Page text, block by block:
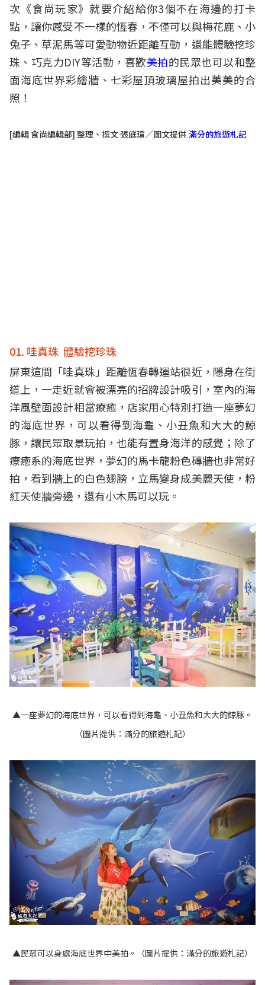
次《食尚玩家》就要介紹給你3個不在海邊的打卡
點，讓你感受不一樣的恆春，不僅可以與梅花鹿、小
兔子、草泥馬等可愛動物近距離互動，還能體驗挖珍
珠、巧克力DIY等活動，喜歡美拍的民眾也可以和整
面海底世界彩繪牆、七彩屋頂玻璃屋拍出美美的合
照！
[編輯 食尚編輯部] 整理、撰文 張庭瑄／圖文提供 滿分的旅遊札記
01. 哇真珠 體驗挖珍珠
屏東這間「哇真珠」距離恆春轉運站很近，隱身在街
道上，一走近就會被漂亮的招牌設計吸引，室內的海
洋風壁面設計相當療癒，店家用心特別打造一座夢幻
的海底世界，可以看得到海龜、小丑魚和大大的鯨
豚，讓民眾取景玩拍，也能有置身海洋的感覺；除了
療癒系的海底世界，夢幻的馬卡龍粉色磚牆也非常好
拍，看到牆上的白色翅膀，立馬變身成美麗天使，粉
紅天使牆旁邊，還有小木馬可以玩。
▲一座夢幻的海底世界，可以看得到海龜、小丑魚和大大的鯨豚。
（圖片提供：滿分的旅遊札記）
▲民眾可以身處海底世界中美拍。（圖片提供：滿分的旅遊札記）